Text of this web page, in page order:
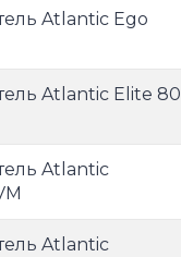
Atlantic Ego
Atlantic Elite 80
Atlantic
Atlantic